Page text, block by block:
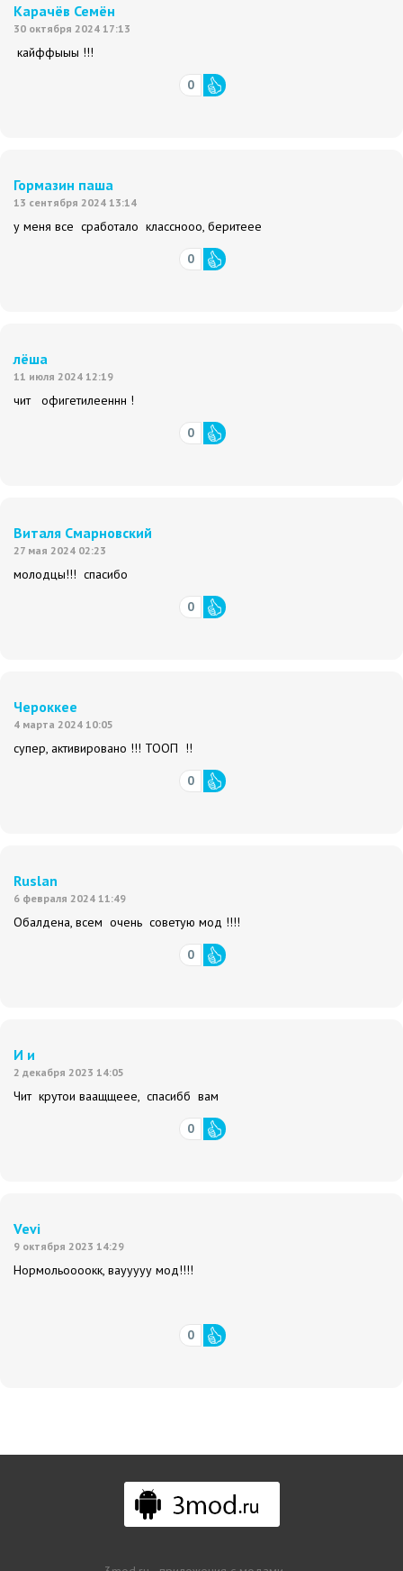
Карачёв Семён
30 октября 2024 17:13
кайффыыы !!!
0
Гормазин паша
13 сентября 2024 13:14
у меня все сработало класснооо, беритеее
0
лёша
11 июля 2024 12:19
чит офигетилееннн !
0
Виталя Смарновский
27 мая 2024 02:23
молодцы!!! спасибо
0
Чероккее
4 марта 2024 10:05
супер, активировано !!! ТООП !!
0
Ruslan
6 февраля 2024 11:49
Обалдена, всем очень советую мод !!!!
0
И и
2 декабря 2023 14:05
Чит крутои ваащщеее, спасибб вам
0
Vevi
9 октября 2023 14:29
Нормольоооокк, ваууууу мод!!!!
0